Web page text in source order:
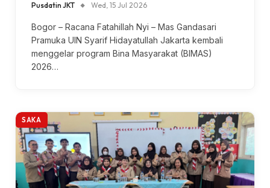
Pusdatin JKT Wed, 15 Jul 2026
Bogor – Racana Fatahillah Nyi – Mas Gandasari
Pramuka UIN Syarif Hidayatullah Jakarta kembali
menggelar program Bina Masyarakat (BIMAS)
2026…
SAKA